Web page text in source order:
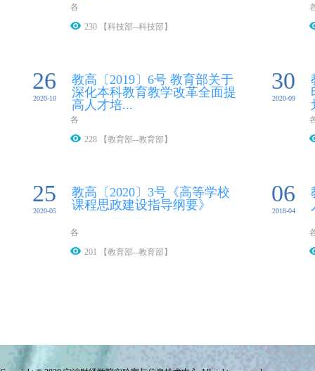
各
230 【科技部--科技部】
26
2020-10
教高〔2019〕6号 教育部关于
深化本科教育教学改革全面提
高人才培...
各
228 【教育部--教育部】
30
2020-09
25
2020-05
教高〔2020〕3号《高等学校
课程思政建设指导纲要》
各
201 【教育部--教育部】
06
2018-04